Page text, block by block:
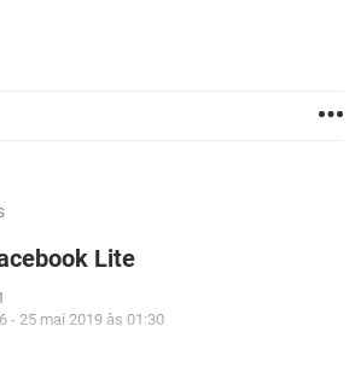
Lite
- 25 mai 2019 às 01:30